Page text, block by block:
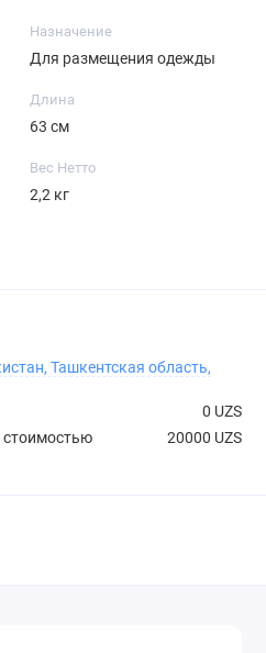
Назначение
Для размещения одежды
Длина
63 см
Вес Нетто
2,2 кг
Ташкентская область,
0 UZS
стоимостью
20000 UZS